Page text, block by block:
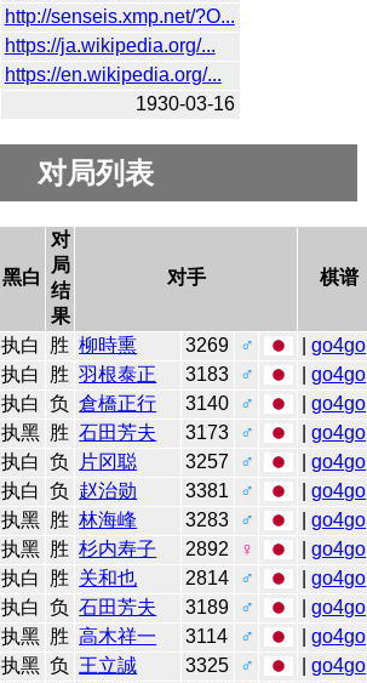
http://senseis.xmp.net/?O...
https://ja.wikipedia.org/...
https://en.wikipedia.org/...
1930-03-16
对局列表
黑白
对
局
结
果
对手 棋谱
执白 胜 柳時熏 3269 ♂ |go4go
执白 胜 羽根泰正 3183 ♂ |go4go
执白 负 倉橋正行 3140 ♂ |go4go
执黑 胜 石田芳夫 3173 ♂ |go4go
执白 负 片冈聪 3257 ♂ |go4go
执白 负 赵治勋 3381 ♂ |go4go
执黑 胜 林海峰 3283 ♂ |go4go
执黑 胜 杉内寿子 2892 ♀ |go4go
执白 胜 关和也 2814 ♂ |go4go
执白 负 石田芳夫 3189 ♂ |go4go
执黑 胜 高木祥一 3114 ♂ |go4go
执黑 负 王立誠 3325 ♂ |go4go